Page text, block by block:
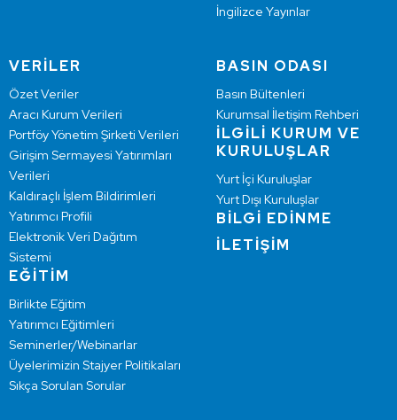
İngilizce Yayınlar
VERİLER
Özet Veriler
Aracı Kurum Verileri
Portföy Yönetim Şirketi Verileri
Girişim Sermayesi Yatırımları
Verileri
Kaldıraçlı İşlem Bildirimleri
Yatırımcı Profili
Elektronik Veri Dağıtım
Sistemi
EĞİTİM
Birlikte Eğitim
Yatırımcı Eğitimleri
Seminerler/Webinarlar
Üyelerimizin Stajyer Politikaları
Sıkça Sorulan Sorular
BASIN ODASI
Basın Bültenleri
Kurumsal İletişim Rehberi
İLGİLİ KURUM VE
KURULUŞLAR
Yurt İçi Kuruluşlar
Yurt Dışı Kuruluşlar
BİLGİ EDİNME
İLETİŞİM